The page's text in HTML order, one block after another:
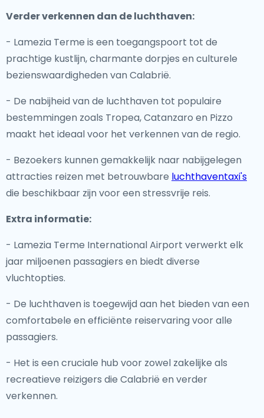
Verder verkennen dan de luchthaven:
- Lamezia Terme is een toegangspoort tot de
prachtige kustlijn, charmante dorpjes en culturele
bezienswaardigheden van Calabrië.
- De nabijheid van de luchthaven tot populaire
bestemmingen zoals Tropea, Catanzaro en Pizzo
maakt het ideaal voor het verkennen van de regio.
- Bezoekers kunnen gemakkelijk naar nabijgelegen
attracties reizen met betrouwbare luchthaventaxi's
die beschikbaar zijn voor een stressvrije reis.
Extra informatie:
- Lamezia Terme International Airport verwerkt elk
jaar miljoenen passagiers en biedt diverse
vluchtopties.
- De luchthaven is toegewijd aan het bieden van een
comfortabele en efficiënte reiservaring voor alle
passagiers.
- Het is een cruciale hub voor zowel zakelijke als
recreatieve reizigers die Calabrië en verder
verkennen.